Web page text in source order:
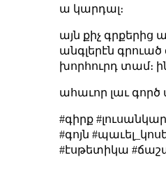
ա կարդալ։
այն քիչ գրքերից
անգլերէն գրուած
խորհուրդ տամ։
ահաւոր լաւ գործ
#գիրք
#գոյն
#էսթետիկա